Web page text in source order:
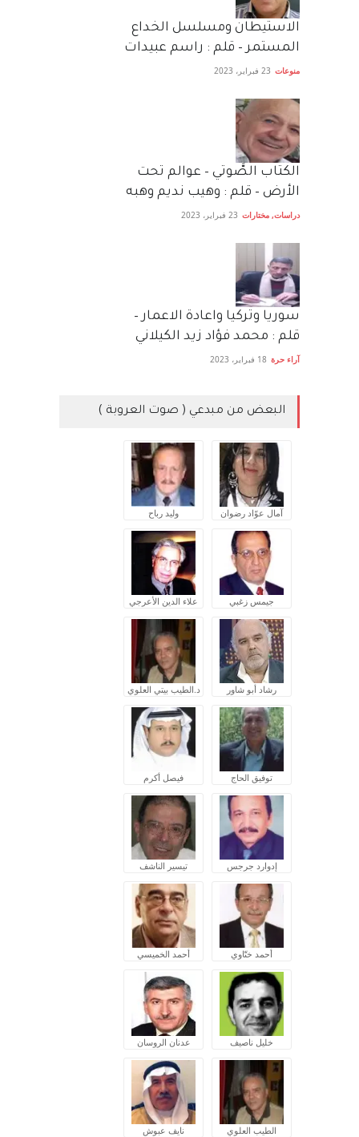
الاستيطان ومسلسل الخداع
المستمر – قلم : راسم عبيدات
منوعات 23 فبراير، 2023
الكتاب الصَّوتي – عوالم تحت
الأرض – قلم : وهيب نديم وهبه
دراسات, مختارات 23 فبراير، 2023
سوريا وتركيا واعادة الاعمار –
قلم : محمد فؤاد زيد الكيلاني
آراء حرة 18 فبراير، 2023
البعض من مبدعي ( صوت العروبة )
آمال عوّاد رضوان وليد رباح
جيمس زغبي علاء الدين الأعرجي
رشاد أبو شاور د.الطيب بيتي العلوي
توفيق الحاج فيصل أكرم
إدوارد جرجس تيسير الناشف
أحمد ختّاوي أحمد الخميسي
خليل ناصيف عدنان الروسان
الطيب العلوي نايف عبوش